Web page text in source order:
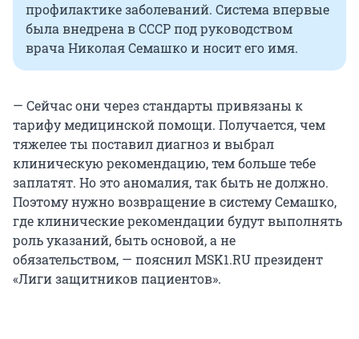
профилактике заболеваний. Система впервые
была внедрена в СССР под руководством
врача Николая Семашко и носит его имя.
— Сейчас они через стандарты привязаны к
тарифу медицинской помощи. Получается, чем
тяжелее ты поставил диагноз и выбрал
клиническую рекомендацию, тем больше тебе
заплатят. Но это аномалия, так быть не должно.
Поэтому нужно возвращение в систему Семашко,
где клинические рекомендации будут выполнять
роль указаний, быть основой, а не
обязательством, — пояснил MSK1.RU президент
«Лиги защитников пациентов».